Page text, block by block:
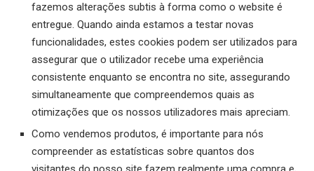
fazemos alterações subtis à forma como o website é
entregue. Quando ainda estamos a testar novas
funcionalidades, estes cookies podem ser utilizados para
assegurar que o utilizador recebe uma experiência
consistente enquanto se encontra no site, assegurando
simultaneamente que compreendemos quais as
otimizações que os nossos utilizadores mais apreciam.
Como vendemos produtos, é importante para nós
compreender as estatísticas sobre quantos dos